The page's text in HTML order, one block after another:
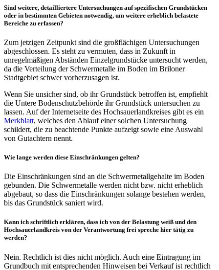
Sind weitere, detailliertere Untersuchungen auf spezifischen Grundstücken
oder in bestimmten Gebieten notwendig, um weitere erheblich belastete
Bereiche zu erfassen?
Zum jetzigen Zeitpunkt sind die großflächigen Untersuchungen
abgeschlossen. Es steht zu vermuten, dass in Zukunft in
unregelmäßigen Abständen Einzelgrundstücke untersucht werden,
da die Verteilung der Schwermetalle im Boden im Briloner
Stadtgebiet schwer vorherzusagen ist.
Wenn Sie unsicher sind, ob ihr Grundstück betroffen ist, empfiehlt
die Untere Bodenschutzbehörde ihr Grundstück untersuchen zu
lassen. Auf der Internetseite des Hochsauerlandkreises gibt es ein
Merkblatt, welches den Ablauf einer solchen Untersuchung
schildert, die zu beachtende Punkte aufzeigt sowie eine Auswahl
von Gutachtern nennt.
Wie lange werden diese Einschränkungen gelten?
Die Einschränkungen sind an die Schwermetallgehalte im Boden
gebunden. Die Schwermetalle werden nicht bzw. nicht erheblich
abgebaut, so dass die Einschränkungen solange bestehen werden,
bis das Grundstück saniert wird.
Kann ich schriftlich erklären, dass ich von der Belastung weiß und den
Hochsauerlandkreis von der Verantwortung frei spreche hier tätig zu
werden?
Nein. Rechtlich ist dies nicht möglich. Auch eine Eintragung im
Grundbuch mit entsprechenden Hinweisen bei Verkauf ist rechtlich